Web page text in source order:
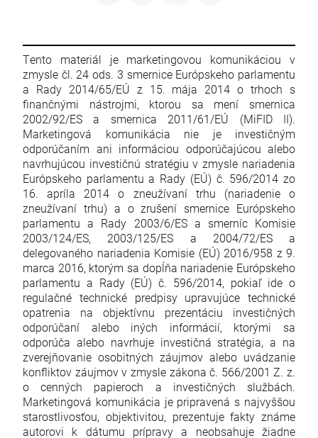
Tento materiál je marketingovou komunikáciou v
zmysle čl. 24 ods. 3 smernice Európskeho parlamentu
a Rady 2014/65/EÚ z 15. mája 2014 o trhoch s
finančnými nástrojmi, ktorou sa mení smernica
2002/92/ES a smernica 2011/61/EÚ (MiFID II).
Marketingová komunikácia nie je investičným
odporúčaním ani informáciou odporúčajúcou alebo
navrhujúcou investičnú stratégiu v zmysle nariadenia
Európskeho parlamentu a Rady (EÚ) č. 596/2014 zo
16. apríla 2014 o zneužívaní trhu (nariadenie o
zneužívaní trhu) a o zrušení smernice Európskeho
parlamentu a Rady 2003/6/ES a smerníc Komisie
2003/124/ES, 2003/125/ES a 2004/72/ES a
delegovaného nariadenia Komisie (EÚ) 2016/958 z 9.
marca 2016, ktorým sa dopĺňa nariadenie Európskeho
parlamentu a Rady (EÚ) č. 596/2014, pokiaľ ide o
regulačné technické predpisy upravujúce technické
opatrenia na objektívnu prezentáciu investičných
odporúčaní alebo iných informácií, ktorými sa
odporúča alebo navrhuje investičná stratégia, a na
zverejňovanie osobitných záujmov alebo uvádzanie
konfliktov záujmov v zmysle zákona č. 566/2001 Z. z.
o cenných papieroch a investičných službách.
Marketingová komunikácia je pripravená s najvyššou
starostlivosťou, objektivitou, prezentuje fakty známe
autorovi k dátumu prípravy a neobsahuje žiadne